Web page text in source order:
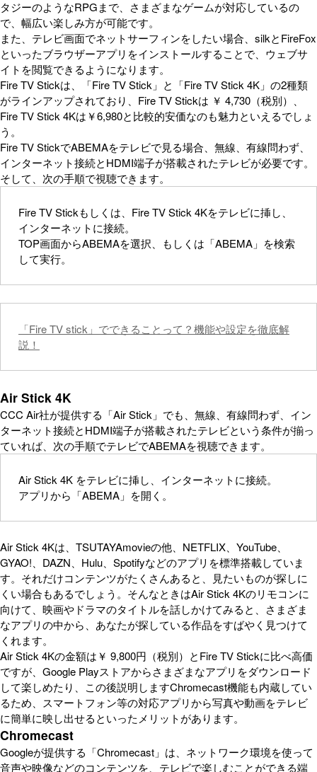
タジーのようなRPGまで、さまざまなゲームが対応しているの
で、幅広い楽しみ方が可能です。
また、テレビ画面でネットサーフィンをしたい場合、silkとFireFox
といったブラウザーアプリをインストールすることで、ウェブサ
イトを閲覧できるようになります。
Fire TV Stickは、「Fire TV Stick」と「Fire TV Stick 4K」の2種類
がラインアップされており、Fire TV Stickは ￥ 4,730（税別）、
Fire TV Stick 4Kは￥6,980と比較的安価なのも魅力といえるでしょ
う。
Fire TV StickでABEMAをテレビで見る場合、無線、有線問わず、
インターネット接続とHDMI端子が搭載されたテレビが必要です。
そして、次の手順で視聴できます。
Fire TV Stickもしくは、Fire TV Stick 4Kをテレビに挿し、
インターネットに接続。
TOP画面からABEMAを選択、もしくは「ABEMA」を検索
して実行。
「Fire TV stick」でできることって？機能や設定を徹底解
説！
Air Stick 4K
CCC Air社が提供する「Air Stick」でも、無線、有線問わず、イン
ターネット接続とHDMI端子が搭載されたテレビという条件が揃っ
ていれば、次の手順でテレビでABEMAを視聴できます。
Air Stick 4K をテレビに挿し、インターネットに接続。
アプリから「ABEMA」を開く。
Air Stick 4Kは、TSUTAYAmovieの他、NETFLIX、YouTube、
GYAO!、DAZN、Hulu、Spotifyなどのアプリを標準搭載していま
す。それだけコンテンツがたくさんあると、見たいものが探しに
くい場合もあるでしょう。そんなときはAir Stick 4Kのリモコンに
向けて、映画やドラマのタイトルを話しかけてみると、さまざま
なアプリの中から、あなたが探している作品をすばやく見つけて
くれます。
Air Stick 4Kの金額は￥ 9,800円（税別）とFire TV Stickに比べ高価
ですが、Google Playストアからさまざまなアプリをダウンロード
して楽しめたり、この後説明しますChromecast機能も内蔵してい
るため、スマートフォン等の対応アプリから写真や動画をテレビ
に簡単に映し出せるといったメリットがあります。
Chromecast
Googleが提供する「Chromecast」は、ネットワーク環境を使って
音声や映像などのコンテンツを、テレビで楽しむことができる端